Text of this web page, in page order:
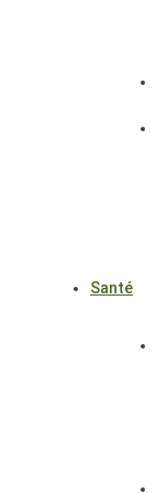
Santé